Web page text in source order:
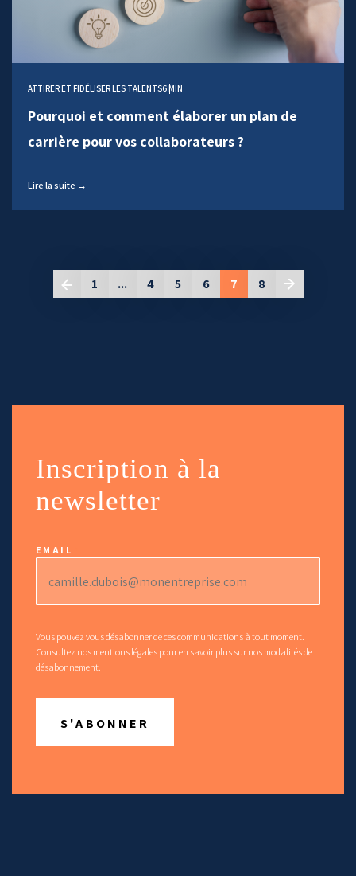
ATTIRER ET FIDÉLISER LES TALENTS6 MIN
Pourquoi et comment élaborer un plan de
carrière pour vos collaborateurs ?
Lire la suite →
1 ... 4 5 6 7 8
Inscription à la
newsletter
EMAIL
Vous pouvez vous désabonner de ces communications à tout moment.
Consultez nos mentions légales pour en savoir plus sur nos modalités de
désabonnement.